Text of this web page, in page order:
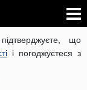
що
і погоджуєтеся з
В УКРАЇНІ
НА РУССКОМ